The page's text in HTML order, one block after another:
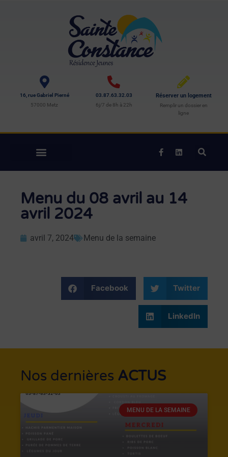
16, rue Gabriel Pierné
57000 Metz
03.87.63.32.03
6j/7 de 8h à 22h
Réserver un logement
Remplir un dossier en
ligne
Menu du 08 avril au 14
avril 2024
avril 7, 2024 Menu de la semaine
Facebook Twitter
LinkedIn
Nos dernières ACTUS
MENU DE LA SEMAINE